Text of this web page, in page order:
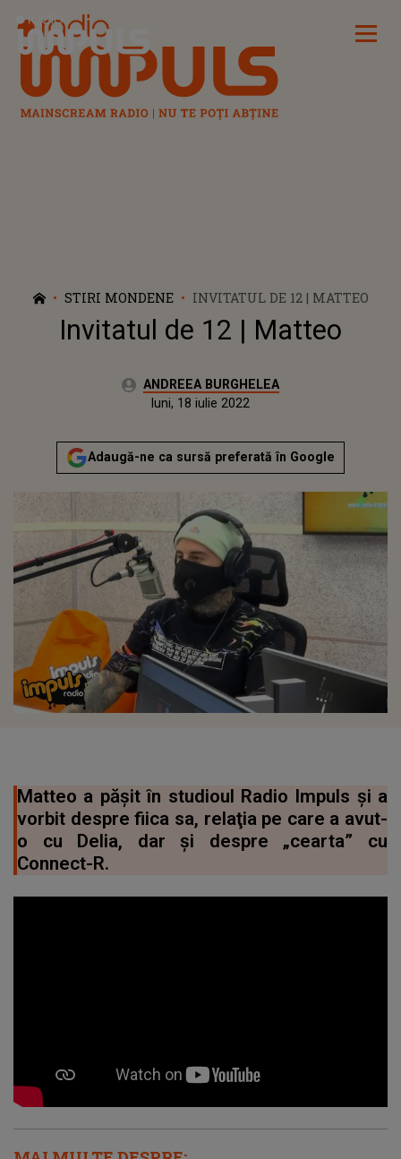
Radio Impuls
STIRI MONDENE INVITATUL DE 12 | MATTEO
Invitatul de 12 | Matteo
Autor:ANDREEA BURGHELEA
luni, 21 decembrie 2020Actualizat:
luni, 18 iulie 2022
Adaugă-ne ca sursă preferată în Google
Matteo a păşit în studioul Radio Impuls şi a
vorbit despre fiica sa, relaţia pe care a avut-
o cu Delia, dar și despre „cearta” cu
Connect-R.